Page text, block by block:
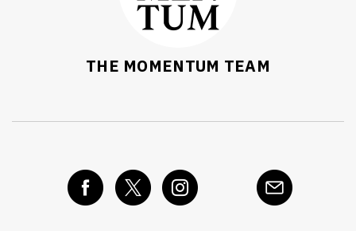
THE MOMENTUM TEAM